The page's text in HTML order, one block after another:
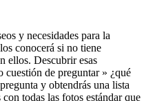
y necesidades para la
conocerá si no tiene
ellos. Descubrir esas
cuestión de preguntar » ¿qué
y obtendrás una lista
todas las fotos estándar que